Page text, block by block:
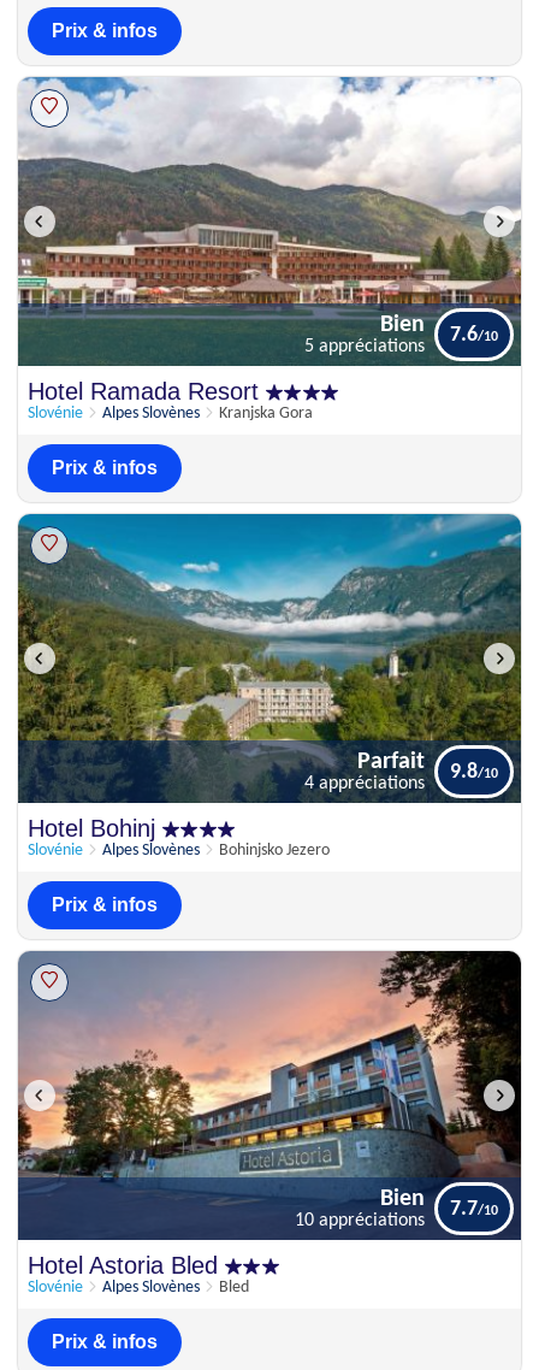
Prix & infos
5 appréciations
Hotel Ramada Resort
Slovénie Alpes Slovènes Kranjska Gora
Bien
5 appréciations
7.6
Prix & infos
4 appréciations
Hotel Bohinj
Slovénie Alpes Slovènes Bohinjsko Jezero
Parfait
4 appréciations
9.8
Prix & infos
Hotel Astoria Bled
Slovénie Alpes Slovènes Bled
Bien
10 appréciations
7.7
Prix & infos